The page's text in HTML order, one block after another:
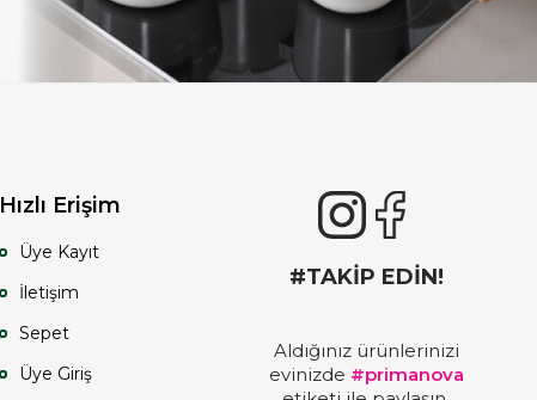
#TAKİP EDİN!
Aldığınız ürünlerinizi
evinizde #primanova
Hızlı Erişim
Üye Kayıt
İletişim
Sepet
Üye Giriş